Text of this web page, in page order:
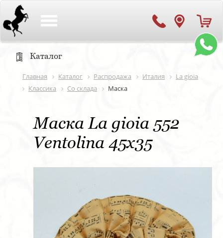
Каталог
Главная Каталог Распродажа Италия
La gioia
Классика
Со склада Маска
Маска La gioia 552
Ventolina 45х35